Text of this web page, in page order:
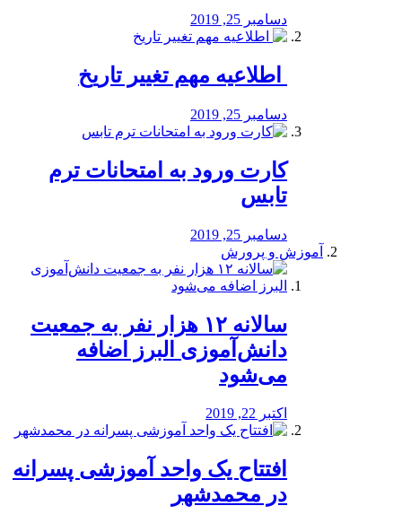
دسامبر 25, 2019
️ اطلاعیه مهم تغییر تاریخ
دسامبر 25, 2019
کارت ورود به امتحانات ترم
تابس
دسامبر 25, 2019
آموزش و پرورش
️سالانه ۱۲ هزار نفر به جمعیت
دانش‌آموزی البرز اضافه
می‌شود
اکتبر 22, 2019
افتتاح یک واحد آموزشی پسرانه
در محمدشهر